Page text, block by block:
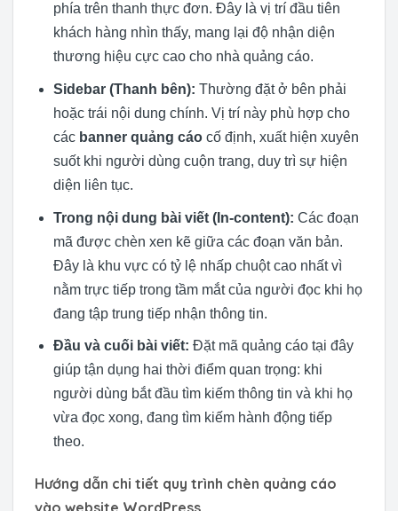
phía trên thanh thực đơn. Đây là vị trí đầu tiên
khách hàng nhìn thấy, mang lại độ nhận diện
thương hiệu cực cao cho nhà quảng cáo.
Sidebar (Thanh bên): Thường đặt ở bên phải
hoặc trái nội dung chính. Vị trí này phù hợp cho
các banner quảng cáocố định, xuất hiện xuyên
suốt khi người dùng cuộn trang, duy trì sự hiện
diện liên tục.
Trong nội dung bài viết (In-content): Các đoạn
mã được chèn xen kẽ giữa các đoạn văn bản.
Đây là khu vực có tỷ lệ nhấp chuột cao nhất vì
nằm trực tiếp trong tầm mắt của người đọc khi họ
đang tập trung tiếp nhận thông tin.
Đầu và cuối bài viết: Đặt mã quảng cáo tại đây
giúp tận dụng hai thời điểm quan trọng: khi
người dùng bắt đầu tìm kiếm thông tin và khi họ
vừa đọc xong, đang tìm kiếm hành động tiếp
theo.
Hướng dẫn chi tiết quy trình chèn quảng cáo
vào website WordPress